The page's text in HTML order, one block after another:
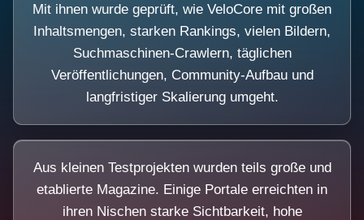
Mit ihnen wurde geprüft, wie VeloCore mit großen
Inhaltsmengen, starken Rankings, vielen Bildern,
Suchmaschinen-Crawlern, täglichen
Veröffentlichungen, Community-Aufbau und
langfristiger Skalierung umgeht.
Aus kleinen Testprojekten wurden teils große und
etablierte Magazine. Einige Portale erreichten in
ihren Nischen starke Sichtbarkeit, hohe